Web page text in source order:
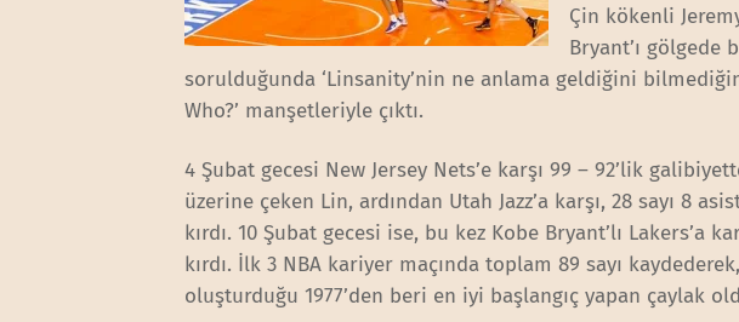
Çin kökenli
Bryant’ı gölgede
sorulduğunda ‘Linsanity’nin ne anlama geldiğini
Who?’ manşetleriyle çıktı.
4 Şubat gecesi New Jersey Nets’e karşı 99 – 92’lik
üzerine çeken Lin, ardından Utah Jazz’a karşı, 28 sayı 8
kırdı. 10 Şubat gecesi ise, bu kez Kobe Bryant’lı Lakers’a
kırdı. İlk 3 NBA kariyer maçında toplam 89 sayı
oluşturduğu 1977’den beri en iyi başlangıç yapan çaylak